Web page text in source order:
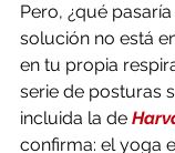
Pero, ¿qué
solución no está
en tu propia
serie de posturas
incluida la de
confirma: el yoga